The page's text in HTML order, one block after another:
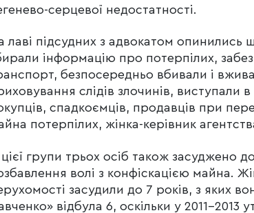
серцевої недостатності.
лаві підсудних з адвокатом опинились
інформацію про потерпілих,
безпосередньо вбивали і
слідів злочинів, виступали в
спадкоємців, продавців при
потерпілих, жінка-керівник
цієї групи трьох осіб також засуджено
волі з конфіскацією майна.
засудили до 7 років, з яких
відбула 6, оскільки у 2011-2013